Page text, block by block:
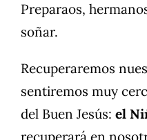
Preparaos,
soñar.
Recuperaremos
sentiremos muy
del Buen Jesús: el